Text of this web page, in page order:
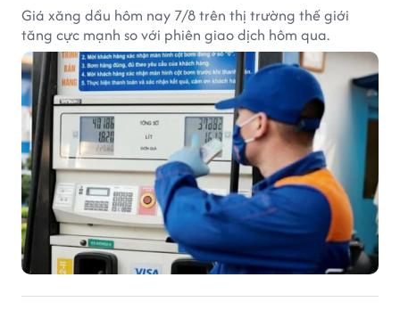
Giá xăng dầu hôm nay 7/8 trên thị trường thế giới
tăng cực mạnh so với phiên giao dịch hôm qua.